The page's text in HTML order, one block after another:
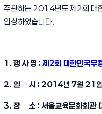
주관하는 2014년도 제2회 대
입상하였습니다.
1. 행 사 명 : 제2회 대한민국무
2. 일 시 : 2014년 7월 21일
3. 장 소 : 서울교육문화회관